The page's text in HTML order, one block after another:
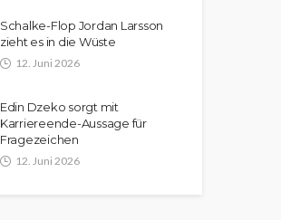
Schalke-Flop Jordan Larsson
zieht es in die Wüste
12. Juni 2026
Edin Dzeko sorgt mit
Karriereende-Aussage für
Fragezeichen
12. Juni 2026